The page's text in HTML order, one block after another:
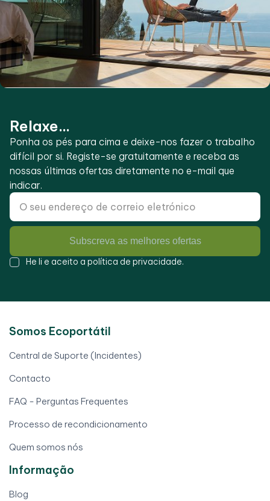
Relaxe...
Ponha os pés para cima e deixe-nos fazer o trabalho
difícil por si. Registe-se gratuitamente e receba as
nossas últimas ofertas diretamente no e-mail que
indicar.
Subscreva as melhores ofertas
He li e aceito a política de privacidade.
Somos Ecoportátil
Central de Suporte (Incidentes)
Contacto
FAQ - Perguntas Frequentes
Processo de recondicionamento
Quem somos nós
Informação
Blog